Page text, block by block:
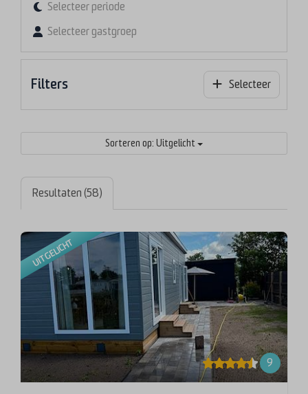
Selecteer periode
Selecteer gastgroep
Filters Selecteer
Sorteren op: Uitgelicht
Resultaten (58)
UITGELICHT
9